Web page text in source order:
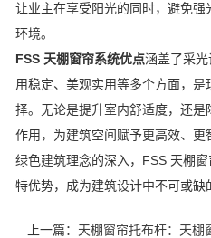
让业主在享受阳光的同时，避免
环境。
FSS 天棚窗帘系统优点涵盖了采
用稳定、美观实用等多个方面，
择。无论是提升室内舒适度，还
作用，为建筑空间赋予更高效、
绿色建筑理念的深入，FSS 天棚
特优势，成为建筑设计中不可或缺
上一篇： 天棚窗帘托布杆：天棚